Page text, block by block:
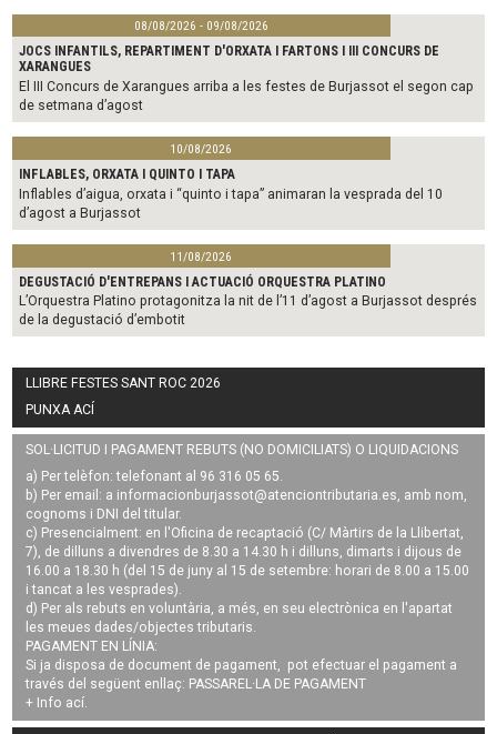
08/08/2026 - 09/08/2026
JOCS INFANTILS, REPARTIMENT D'ORXATA I FARTONS I III CONCURS DE
XARANGUES
El III Concurs de Xarangues arriba a les festes de Burjassot el segon cap
de setmana d’agost
10/08/2026
INFLABLES, ORXATA I QUINTO I TAPA
Inflables d’aigua, orxata i “quinto i tapa” animaran la vesprada del 10
d’agost a Burjassot
11/08/2026
DEGUSTACIÓ D'ENTREPANS I ACTUACIÓ ORQUESTRA PLATINO
L’Orquestra Platino protagonitza la nit de l’11 d’agost a Burjassot després
de la degustació d’embotit
LLIBRE FESTES SANT ROC 2026
PUNXA ACÍ
SOL·LICITUD I PAGAMENT REBUTS (NO DOMICILIATS) O LIQUIDACIONS
a) Per telèfon: telefonant al 96 316 05 65.
b) Per email: a informacionburjassot@atenciontributaria.es, amb nom,
cognoms i DNI del titular.
c) Presencialment: en l'Oficina de recaptació (C/ Màrtirs de la Llibertat,
7), de dilluns a divendres de 8.30 a 14.30 h i dilluns, dimarts i dijous de
16.00 a 18.30 h (del 15 de juny al 15 de setembre: horari de 8.00 a 15.00
i tancat a les vesprades).
d) Per als rebuts en voluntària, a més, en seu electrònica en l'apartat
les meues dades/objectes tributaris.
PAGAMENT EN LÍNIA:
Si ja disposa de document de pagament, pot efectuar el pagament a
través del següent enllaç: PASSAREL·LA DE PAGAMENT
+ Info ací.